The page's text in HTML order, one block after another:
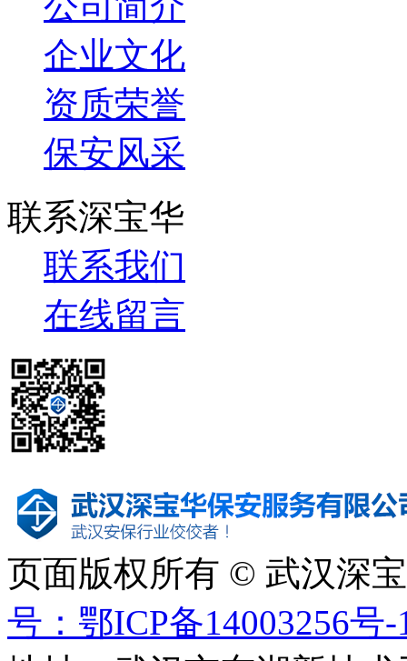
企业文化
资质荣誉
保安风采
联系深宝华
联系我们
在线留言
页面版权所有 © 武汉深
号：鄂ICP备14003256号-